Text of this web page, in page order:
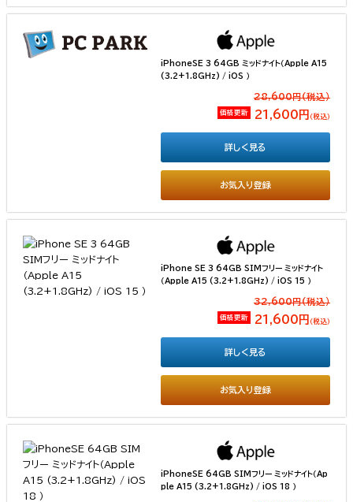
iPhoneSE 3 64GB ミッドナイト（Apple A15
(3.2+1.8GHz) / iOS ）
28,600円(税込）
価格更新 21,600円 （税込）
お気入り登録
詳しく見る
iPhone SE 3 64GB SIMフリー ミッドナイト
（Apple A15 (3.2+1.8GHz) / iOS 15 ）
32,600円(税込）
価格更新 21,600円 （税込）
お気入り登録
詳しく見る
iPhoneSE 64GB SIMフリー ミッドナイト（Ap
ple A15 (3.2+1.8GHz) / iOS 18 ）